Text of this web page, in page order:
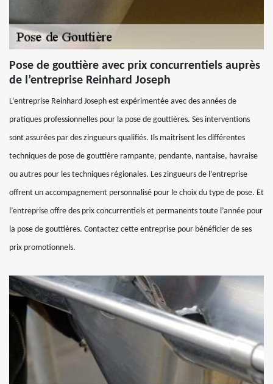
Pose de gouttière avec prix concurrentiels auprès
de l’entreprise Reinhard Joseph
L’entreprise Reinhard Joseph est expérimentée avec des années de
pratiques professionnelles pour la pose de gouttières. Ses interventions
sont assurées par des zingueurs qualifiés. Ils maitrisent les différentes
techniques de pose de gouttière rampante, pendante, nantaise, havraise
ou autres pour les techniques régionales. Les zingueurs de l’entreprise
offrent un accompagnement personnalisé pour le choix du type de pose. Et
l’entreprise offre des prix concurrentiels et permanents toute l’année pour
la pose de gouttières. Contactez cette entreprise pour bénéficier de ses
prix promotionnels.